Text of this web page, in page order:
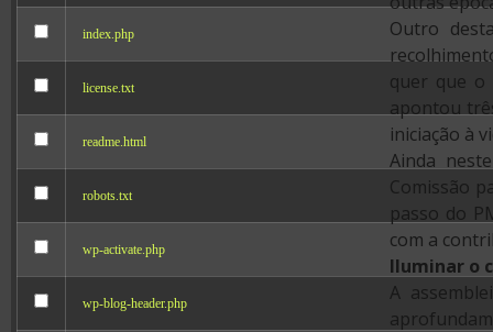
index.php
license.txt
readme.html
robots.txt
wp-activate.php
wp-blog-header.php
Outro
quer que o
apontou
iniciação à
Ainda
Comissão
passo do
com a
Iluminar o
A